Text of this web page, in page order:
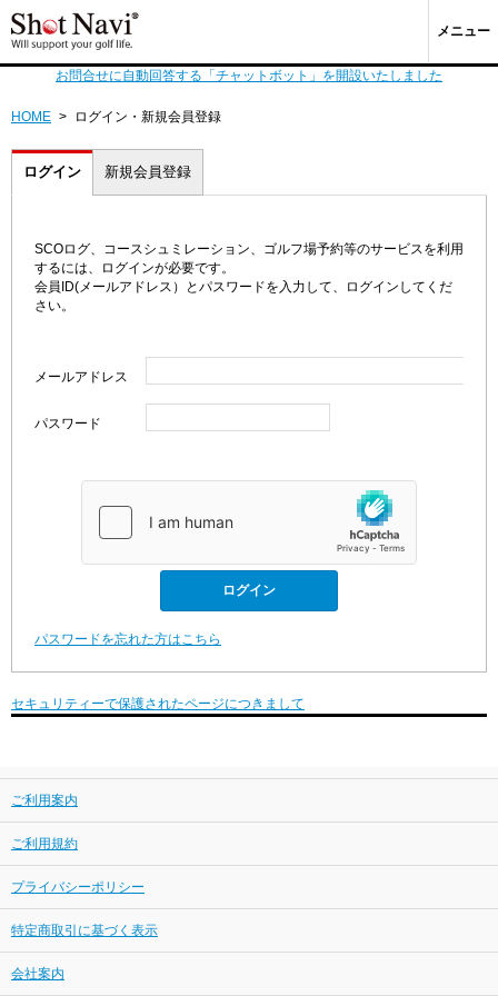
メニュー
お問合せに自動回答する「チャットボット」を開設いたしました
HOME > ログイン・新規会員登録
ログイン 新規会員登録
SCOログ、コースシュミレーション、ゴルフ場予約等のサービスを利用
するには、ログインが必要です。
会員ID(メールアドレス）とパスワードを入力して、ログインしてくだ
さい。
メールアドレス
パスワード
パスワードを忘れた方はこちら
セキュリティーで保護されたページにつきまして
ご利用案内
ご利用規約
プライバシーポリシー
特定商取引に基づく表示
会社案内